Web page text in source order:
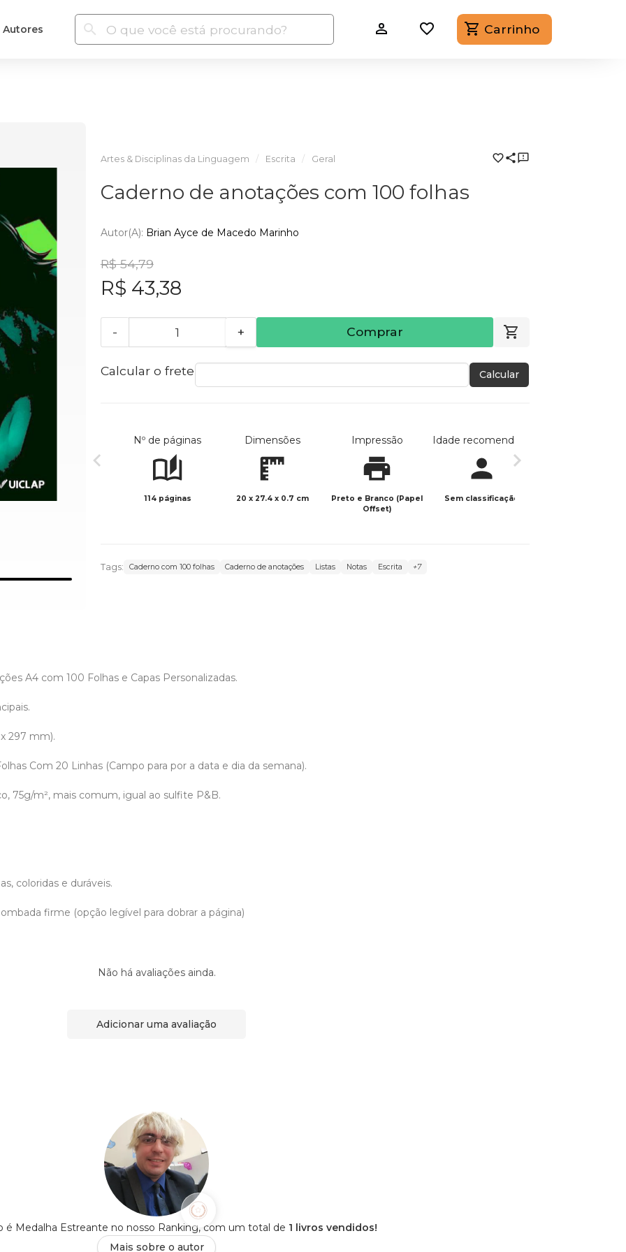
Autores Carrinho
Artes & Disciplinas da Linguagem Escrita Geral
Caderno de anotações com 100 folhas
Autor(a): Brian Ayce de Macedo Marinho
R$ 54,79
R$ 43,38
- + Comprar
Calcular o frete Calcular
Nº de páginas
114 páginas
Dimensões
20 x 27.4 x 0.7 cm
Impressão
Preto e Branco (Papel
Offset)
Idade recomendada
Sem classificação
Tags: Caderno com 100 folhas Caderno de anotações Listas Notas Escrita +7
A4 com 100 Folhas e Capas Personalizadas.
297 mm).
Com 20 Linhas (Campo para por a data e dia da semana).
75g/m², mais comum, igual ao sulfite P&B.
coloridas e duráveis.
firme (opção legível para dobrar a página)
Não há avaliações ainda.
Adicionar uma avaliação
é Medalha Estreante no nosso Ranking, com um total de 1 livros vendidos!
Mais sobre o autor